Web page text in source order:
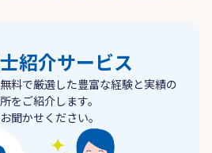
紹介サービス
料で厳選した豊富な経験と実績の
をご紹介します。
聞かせください。